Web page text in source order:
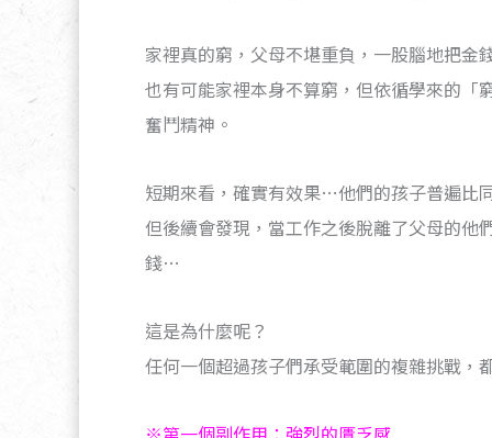
家裡真的窮，父母不堪重負，一股腦地把金
也有可能家裡本身不算窮，但依循學來的「
奮鬥精神。
短期來看，確實有效果…他們的孩子普遍比
但後續會發現，當工作之後脫離了父母的
錢…
這是為什麼呢？
任何一個超過孩子們承受範圍的複雜挑戰，